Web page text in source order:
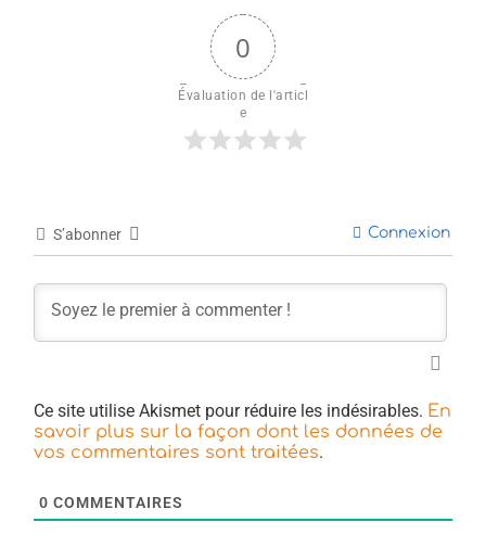
0
Évaluation de l'articl
e
S’abonner Connexion
Ce site utilise Akismet pour réduire les indésirables. En
savoir plus sur la façon dont les données de
vos commentaires sont traitées.
0 COMMENTAIRES